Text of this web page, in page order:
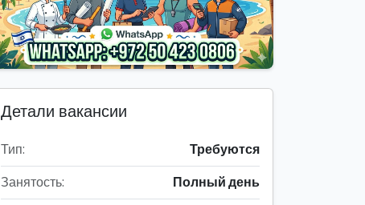
Детали вакансии
Тип:
Требуются
Занятость:
Полный день